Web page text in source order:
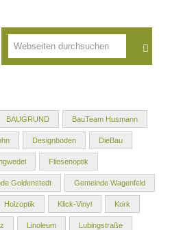
BAUGRUND BauTeam Husmann
Designboden DieBau
Fliesenoptik
Goldenstedt Gemeinde Wagenfeld
Holzoptik Klick-Vinyl Kork
Linoleum Lubingstraße